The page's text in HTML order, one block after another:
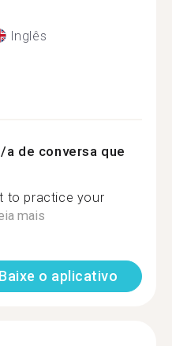
Inglês
de conversa que
to practice your
mais
Baixe o aplicativo